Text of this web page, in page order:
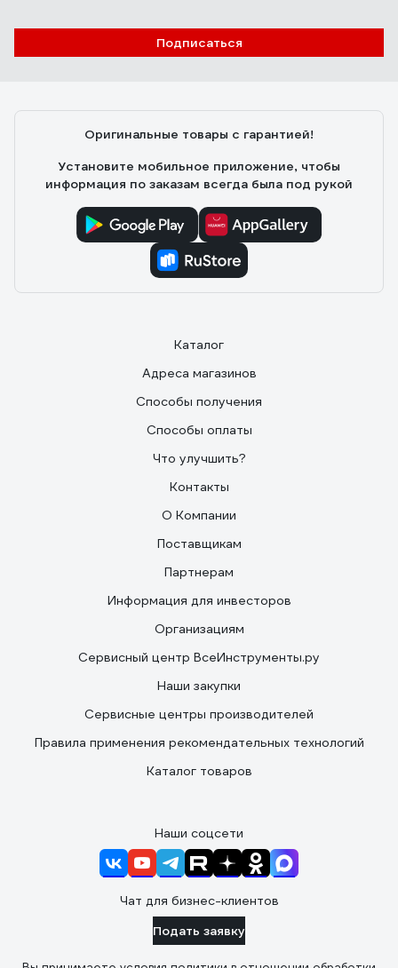
Подписаться
Оригинальные товары с гарантией!
Установите мобильное приложение, чтобы
информация по заказам всегда была под рукой
Каталог
Адреса магазинов
Способы получения
Способы оплаты
Что улучшить?
Контакты
О Компании
Поставщикам
Партнерам
Информация для инвесторов
Организациям
Сервисный центр ВсеИнструменты.ру
Наши закупки
Сервисные центры производителей
Правила применения рекомендательных технологий
Каталог товаров
Наши соцсети
Чат для бизнес-клиентов
Подать заявку